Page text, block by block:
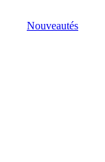
Nouveautés